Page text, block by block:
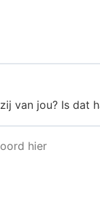
van jou? Is dat